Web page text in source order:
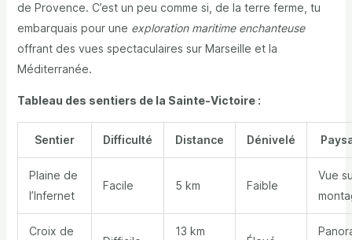
de Provence. C’est un peu comme si, de la terre ferme, tu
embarquais pour une exploration maritime enchanteuse
offrant des vues spectaculaires sur Marseille et la
Méditerranée.
Tableau des sentiers de la Sainte-Victoire :
Sentier Difficulté Distance Dénivelé
Plaine de
l’Infernet
Facile 5 km Faible
Vue
Croix de
13 km